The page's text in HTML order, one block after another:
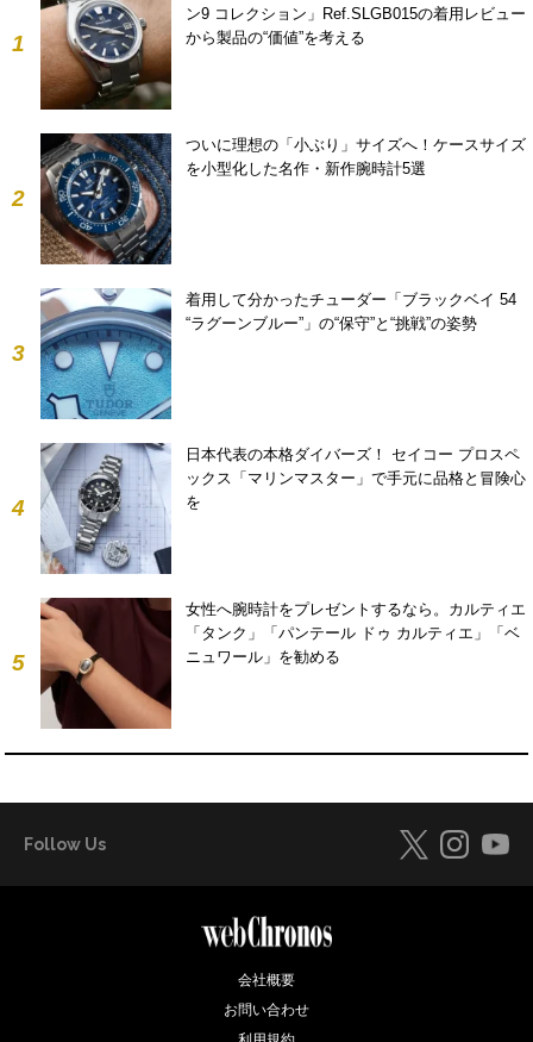
1
ン9 コレクション」Ref.SLGB015の着用レビュー
から製品の“価値”を考える
2
ついに理想の「小ぶり」サイズへ！ケースサイズ
を小型化した名作・新作腕時計5選
3
着用して分かったチューダー「ブラックベイ 54
“ラグーンブルー”」の“保守”と“挑戦”の姿勢
4
日本代表の本格ダイバーズ！ セイコー プロスペ
ックス「マリンマスター」で手元に品格と冒険心
を
5
女性へ腕時計をプレゼントするなら。カルティエ
「タンク」「パンテール ドゥ カルティエ」「ベ
ニュワール」を勧める
Follow Us
会社概要
お問い合わせ